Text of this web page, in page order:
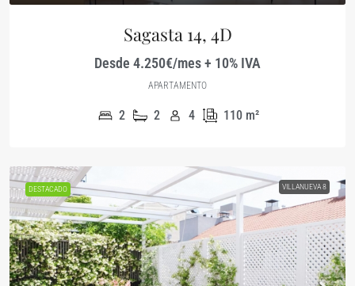
Sagasta 14, 4D
Desde 4.250€/mes + 10% IVA
APARTAMENTO
2 2 4 110 m²
DESTACADO VILLANUEVA 8